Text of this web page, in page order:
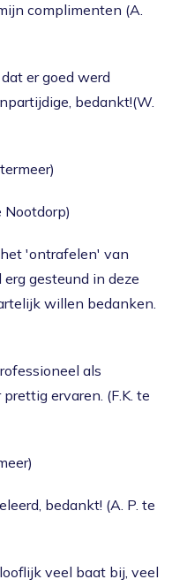
complimenten (A.
er goed werd
bedankt!(W.
Nootdorp)
'ontrafelen' van
gesteund in deze
willen bedanken.
als
ervaren. (F.K. te
bedankt! (A. P. te
veel baat bij, veel